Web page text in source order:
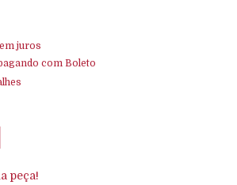
juros
com Boleto
peça!